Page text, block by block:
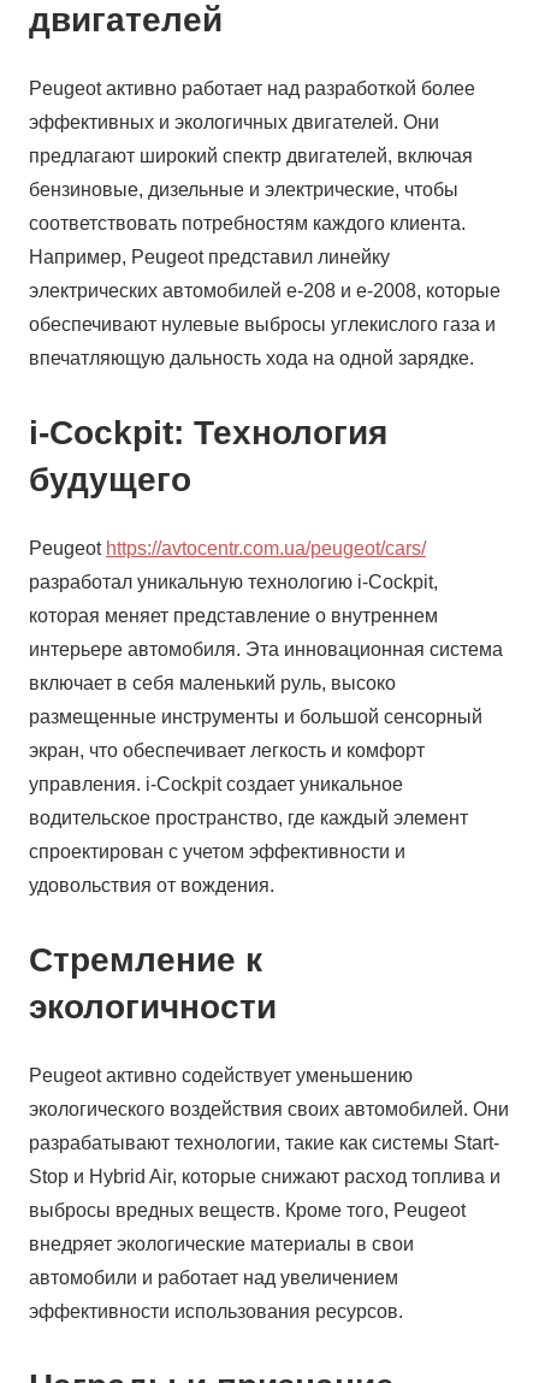
двигателей
Peugeot активно работает над разработкой более
эффективных и экологичных двигателей. Они
предлагают широкий спектр двигателей, включая
бензиновые, дизельные и электрические, чтобы
соответствовать потребностям каждого клиента.
Например, Peugeot представил линейку
электрических автомобилей e-208 и e-2008, которые
обеспечивают нулевые выбросы углекислого газа и
впечатляющую дальность хода на одной зарядке.
i-Cockpit: Технология
будущего
Peugeot https://avtocentr.com.ua/peugeot/cars/
разработал уникальную технологию i-Cockpit,
которая меняет представление о внутреннем
интерьере автомобиля. Эта инновационная система
включает в себя маленький руль, высоко
размещенные инструменты и большой сенсорный
экран, что обеспечивает легкость и комфорт
управления. i-Cockpit создает уникальное
водительское пространство, где каждый элемент
спроектирован с учетом эффективности и
удовольствия от вождения.
Стремление к
экологичности
Peugeot активно содействует уменьшению
экологического воздействия своих автомобилей. Они
разрабатывают технологии, такие как системы Start-
Stop и Hybrid Air, которые снижают расход топлива и
выбросы вредных веществ. Кроме того, Peugeot
внедряет экологические материалы в свои
автомобили и работает над увеличением
эффективности использования ресурсов.